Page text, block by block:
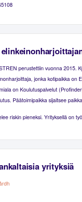
perustettiin vuonna 2015.
jonka kotipaikka on
on Koulutuspalvelut
Päätoimipaikka sijaitsee
riskin pieneksi. Yrityksellä on
yrityksiä